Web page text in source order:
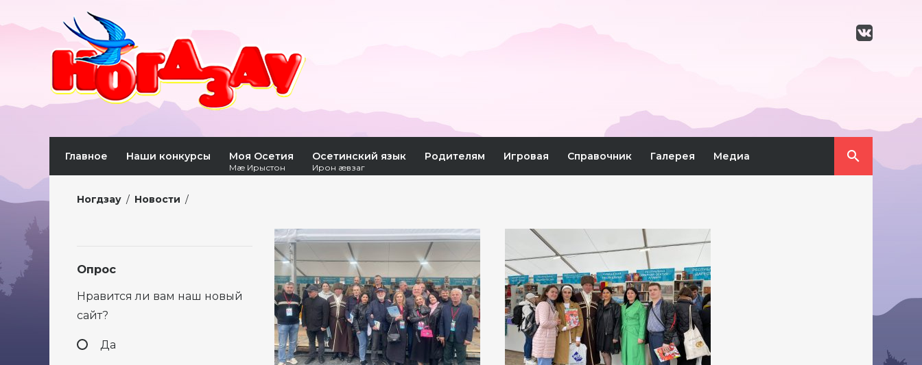
Главное Наши конкурсы Моя Осетия
Мæ Ирыстон
Осетинский язык
Ирон æвзаг
Родителям Игровая Справочник Галерея Медиа
Ногдзау / Новости /
Опрос
Нравится ли вам наш новый
сайт?
Да